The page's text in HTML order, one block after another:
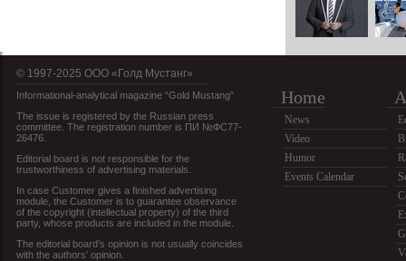
© 1997-2025 OOO «Голд Мустанг»
Informational-analytical magazine “Gold Mustang”
The issue is registered by the Russian press
committee. The registration number is ПИ №ФС77-
26476.
Editorial board is not responsible for the
trustworthiness of advertising materials.
In case Customer gives a finished advertising
module, the Customer is to guarantee observance
of the copyright (intellectual property) of the third
party, whose products are included in the module.
The editorial board’s opinion is not usually coincides
with the authors’ opinion.
Home
News
Video
Humor
Events Calendar